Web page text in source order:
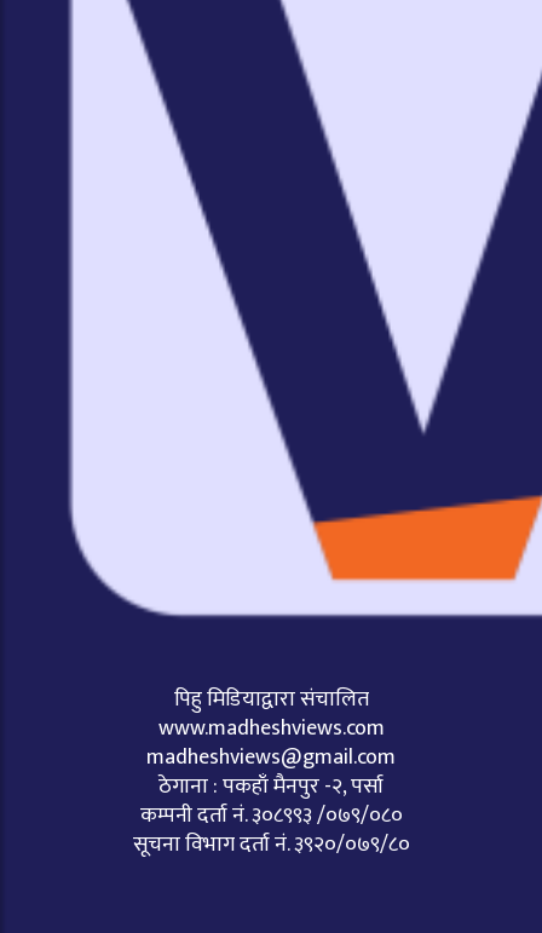
पिहु मिडियाद्वारा संचालित
www.madheshviews.com
madheshviews@gmail.com
ठेगाना : पकहाँ मैनपुर -२, पर्सा
कम्पनी दर्ता नं. ३०८९९३ /०७९/०८०
सूचना विभाग दर्ता नं. ३९२०/०७९/८०